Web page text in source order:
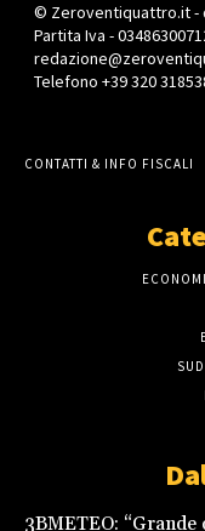
© Zeroventiquattro.it -
Partita Iva -
Telefono +39 320
CONTATTI & INFO FISCALI
3BMETEO: